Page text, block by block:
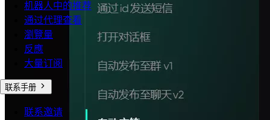
机器人中的推荐
通过代理查看
瀏覽量
反應
大量订阅
联系手册
联系邀请